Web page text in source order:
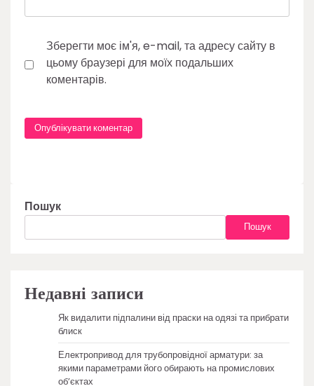
Зберегти моє ім'я, e-mail, та адресу сайту в
цьому браузері для моїх подальших
коментарів.
Пошук
Пошук
Недавні записи
Як видалити підпалини від праски на одязі та прибрати
блиск
Електропривод для трубопровідної арматури: за
якими параметрами його обирають на промислових
об’єктах